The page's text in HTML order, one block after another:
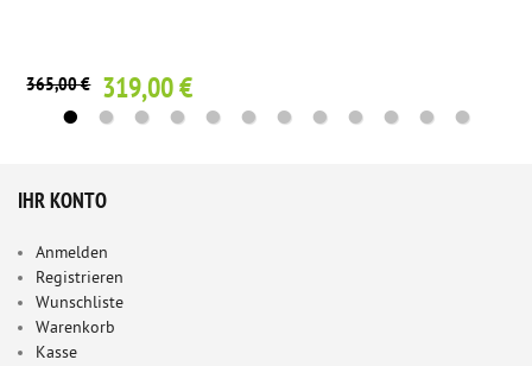
365,00 € 319,00 €
IHR KONTO
Anmelden
Registrieren
Wunschliste
Warenkorb
Kasse